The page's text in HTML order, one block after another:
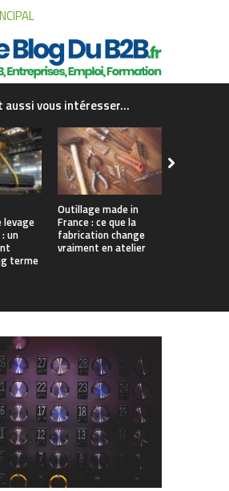
aussi vous intéresser...
levage
un
terme
Outillage made in
France : ce que la
fabrication change
vraiment en atelier